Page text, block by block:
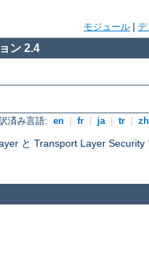
モジュール デ
ン 2.4
済み言語: en fr ja tr
と Transport Layer Security